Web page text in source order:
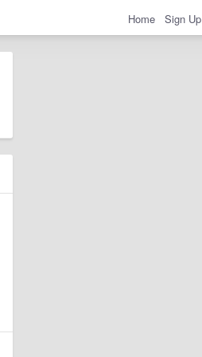
Home Sign Up